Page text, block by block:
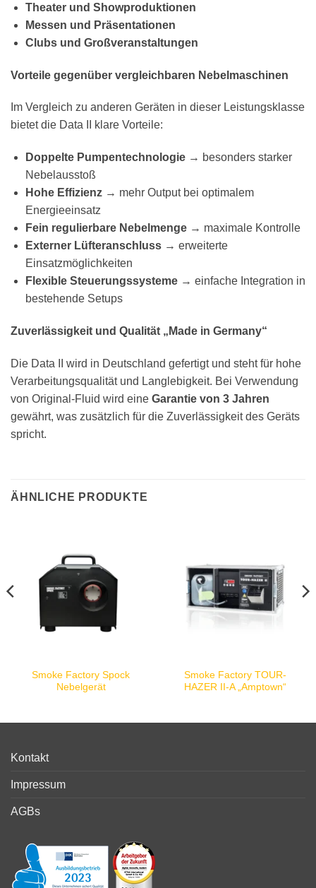
Theater und Showproduktionen
Messen und Präsentationen
Clubs und Großveranstaltungen
Vorteile gegenüber vergleichbaren Nebelmaschinen
Im Vergleich zu anderen Geräten in dieser Leistungsklasse
bietet die Data II klare Vorteile:
Doppelte Pumpentechnologie→ besonders starker
Nebelausstoß
Hohe Effizienz→ mehr Output bei optimalem
Energieeinsatz
Fein regulierbare Nebelmenge→ maximale Kontrolle
Externer Lüfteranschluss→ erweiterte
Einsatzmöglichkeiten
Flexible Steuerungssysteme→ einfache Integration in
bestehende Setups
Zuverlässigkeit und Qualität „Made in Germany“
Die Data II wird in Deutschland gefertigt und steht für hohe
Verarbeitungsqualität und Langlebigkeit. Bei Verwendung
von Original-Fluid wird eine Garantie von 3 Jahren
gewährt, was zusätzlich für die Zuverlässigkeit des Geräts
spricht.
ÄHNLICHE PRODUKTE
Smoke Factory Spock
Nebelgerät
Smoke Factory TOUR-
HAZER II-A „Amptown“
Kontakt
Impressum
AGBs